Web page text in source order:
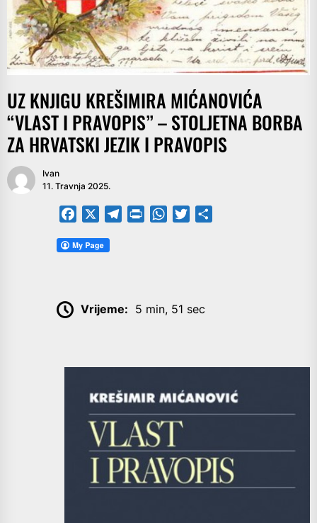
UZ KNJIGU KREŠIMIRA MIĆANOVIĆA
“VLAST I PRAVOPIS” – STOLJETNA BORBA
ZA HRVATSKI JEZIK I PRAVOPIS
Ivan
11. Travnja 2025.
Facebook TelegramPrintFriendly
WhatsApp
Twitter
Vrijeme: 5 min, 51 sec